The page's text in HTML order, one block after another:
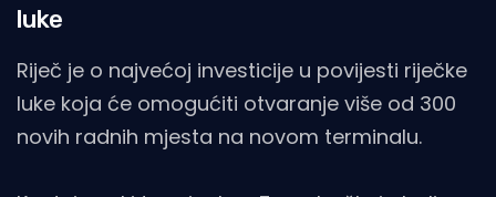
luke
Riječ je o najvećoj investicije u povijesti riječke
luke koja će omogućiti otvaranje više od 300
novih radnih mjesta na novom terminalu.